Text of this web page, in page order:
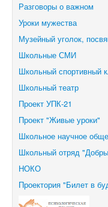
Разговоры о важном
Уроки мужества
Музейный уголок,
Школьные СМИ
Школьный спортивный
Школьный театр
Проект УПК-21
Проект "Живые уроки"
Школьное научное
Школьный отряд
НОКО
Проектория "Билет в